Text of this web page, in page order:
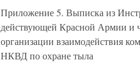
Приложение 5. Выписка из
действующей Красной Армии и
организации взаимодействия
НКВД по охране тыла